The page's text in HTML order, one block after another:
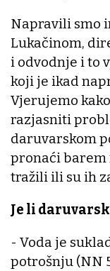
Napravili smo
Lukačinom,
i odvodnje i to
koji je ikad
Vjerujemo
razjasniti
daruvarskom
pronaći barem
tražili ili su ih
Je li
- Voda je
potrošnju (NN